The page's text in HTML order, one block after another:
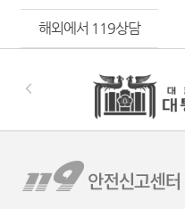
해외에서 119상담